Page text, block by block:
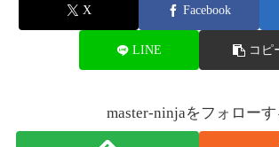
X Facebook
LINE コピ
master-ninjaをフォローす